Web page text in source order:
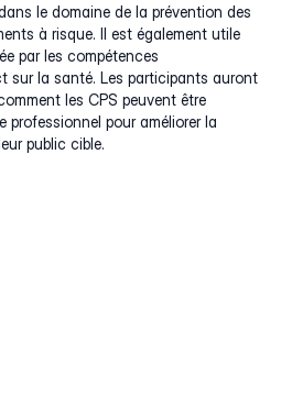
le domaine de la prévention des
à risque. Il est également utile
par les compétences
sur la santé. Les participants auront
les CPS peuvent être
professionnel pour améliorer la
public cible.